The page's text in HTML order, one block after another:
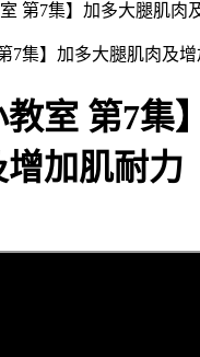
室 第7集】加多大腿肌肉
教室 第7集
加肌耐力